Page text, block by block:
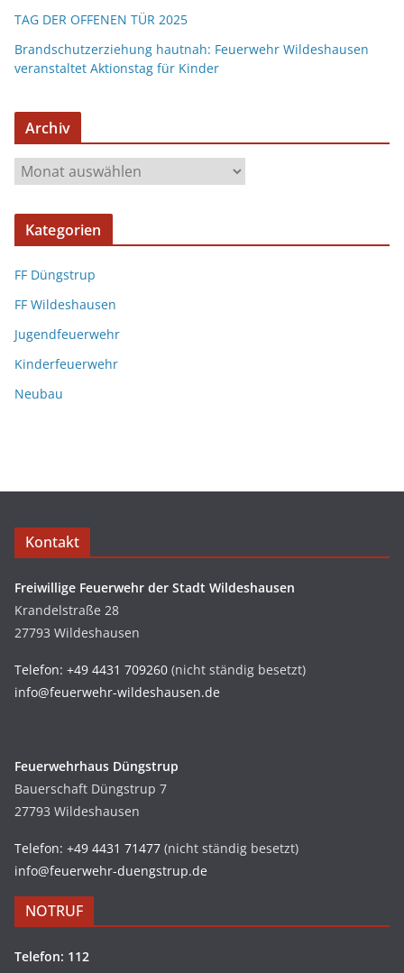
TAG DER OFFENEN TÜR 2025
Brandschutzerziehung hautnah: Feuerwehr Wildeshausen
veranstaltet Aktionstag für Kinder
Archiv
Kategorien
FF Düngstrup
FF Wildeshausen
Jugendfeuerwehr
Kinderfeuerwehr
Neubau
Kontakt
Freiwillige Feuerwehr der Stadt Wildeshausen
Krandelstraße 28
27793 Wildeshausen
Telefon: +49 4431 709260 (nicht ständig besetzt)
info@feuerwehr-wildeshausen.de
Feuerwehrhaus Düngstrup
Bauerschaft Düngstrup 7
27793 Wildeshausen
Telefon: +49 4431 71477 (nicht ständig besetzt)
info@feuerwehr-duengstrup.de
NOTRUF
Telefon: 112